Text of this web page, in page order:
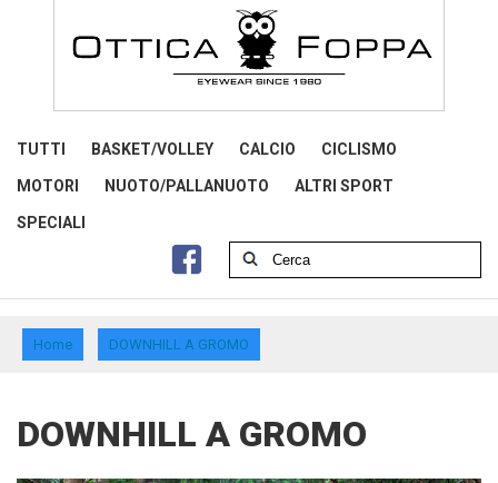
TUTTI BASKET/VOLLEY CALCIO CICLISMO
MOTORI NUOTO/PALLANUOTO ALTRI SPORT
SPECIALI
Home DOWNHILL A GROMO
DOWNHILL A GROMO